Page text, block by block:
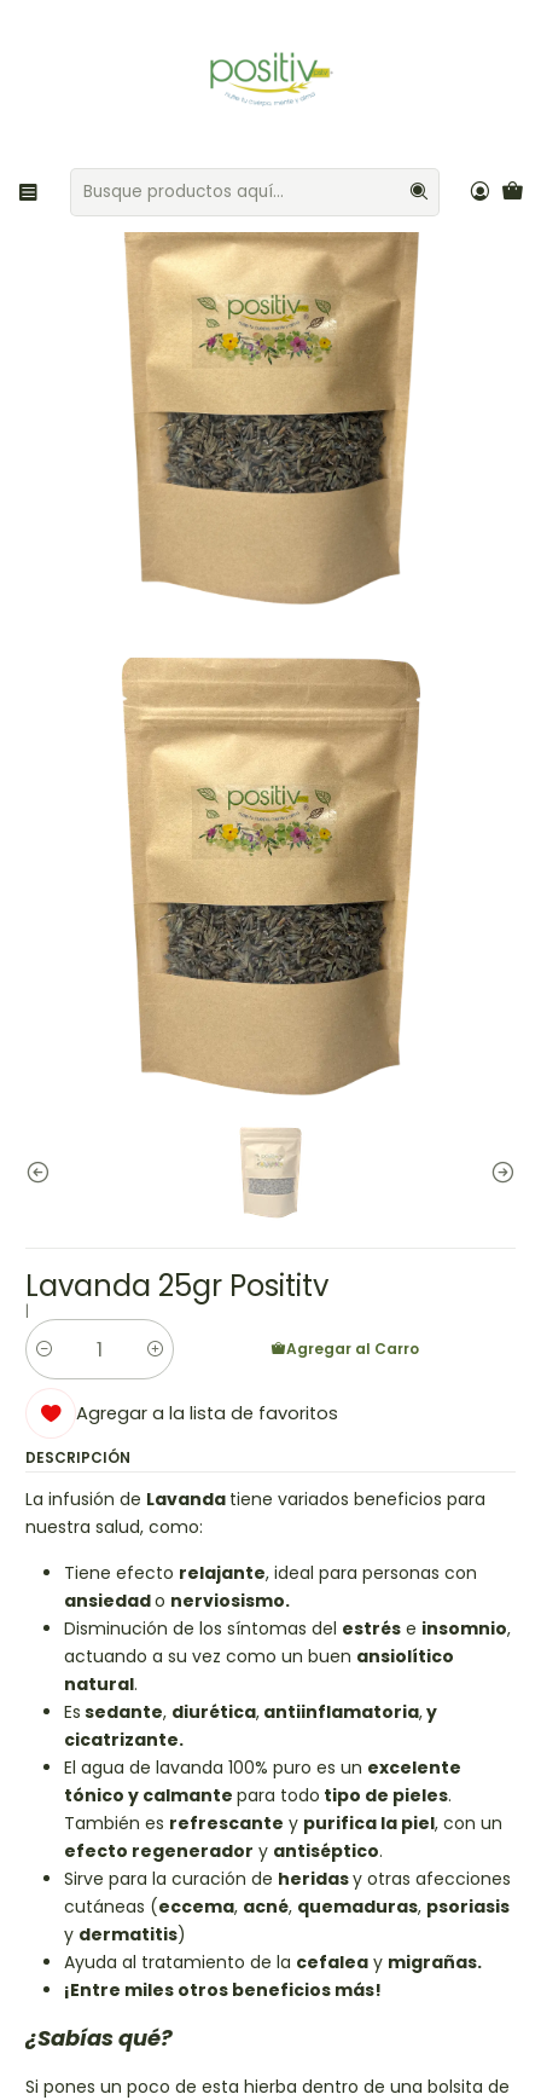
Café / Hierbas / Té Lavanda 25gr Posititv
Lavanda 25gr Posititv
|
Cantidad
Agregar al Carro
Agregar a la lista de favoritos
DESCRIPCIÓN
La infusión de Lavanda tiene variados beneficios para
nuestra salud, como:
Tiene efecto relajante, ideal para personas con
ansiedado nerviosismo.
Disminución de los síntomas del estrés e insomnio,
actuando a su vez como un buen ansiolítico
natural.
Es sedante, diurética, antiinflamatoria,y
cicatrizante.
El agua de lavanda 100% puro es un excelente
tónico y calmante para todo tipo de pieles.
También es refrescante y purifica la piel, con un
efecto regenerador y antiséptico.
Sirve para la curación de heridasy otras afecciones
cutáneas (eccema, acné, quemaduras, psoriasis
y dermatitis)
Ayuda al tratamiento de la cefalea y migrañas.
¡Entre miles otros beneficios más!
¿Sabías qué?
Si pones un poco de esta hierba dentro de una bolsita de